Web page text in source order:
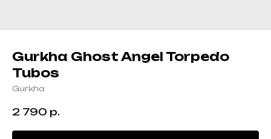
Gurkha Ghost Angel Torpedo
Tubos
Gurkha
2 790 р.